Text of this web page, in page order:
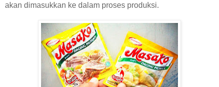
akan dimasukkan ke dalam proses produksi.